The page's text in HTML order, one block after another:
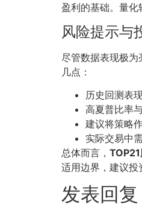
盈利的基础。量化
风险提示与
尽管数据表现极
几点：
历史回测表
高夏普比率
建议将策略
实际交易中
总体而言，
适用边界，建议投
发表回复